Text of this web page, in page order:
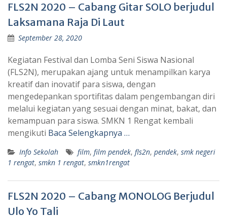
FLS2N 2020 – Cabang Gitar SOLO berjudul
Laksamana Raja Di Laut
September 28, 2020
Kegiatan Festival dan Lomba Seni Siswa Nasional
(FLS2N), merupakan ajang untuk menampilkan karya
kreatif dan inovatif para siswa, dengan
mengedepankan sportifitas dalam pengembangan diri
melalui kegiatan yang sesuai dengan minat, bakat, dan
kemampuan para siswa. SMKN 1 Rengat kembali
mengikuti Baca Selengkapnya …
Info Sekolah film, film pendek, fls2n, pendek, smk negeri
1 rengat, smkn 1 rengat, smkn1rengat
FLS2N 2020 – Cabang MONOLOG Berjudul
Ulo Yo Tali